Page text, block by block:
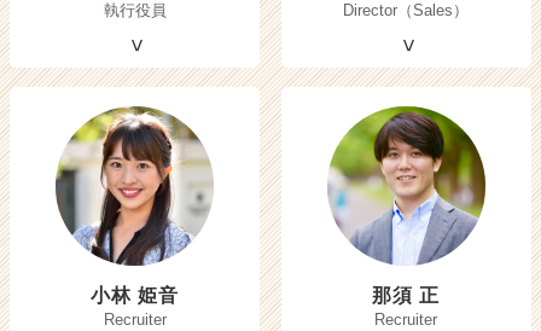
執行役員 Director（Sales）
小林 姫音
Recruiter
那須 正
Recruiter